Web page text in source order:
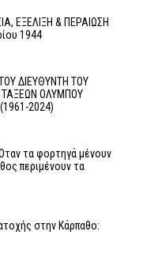
ΕΞΕΛΙΞΗ & ΠΕΡΑΙΩΣΗ
1944
ΔΙΕΥΘΥΝΤΗ ΤΟΥ
ΤΑΞΕΩΝ ΟΛΥΜΠΟΥ
2024)
Όταν τα φορτηγά μένουν
περιμένουν τα
στην Κάρπαθο: